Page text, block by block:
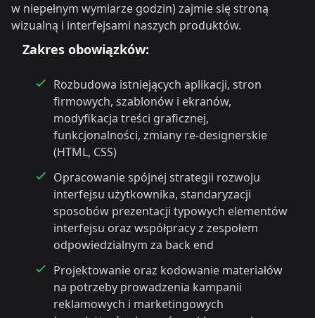
w niepełnym wymiarze godzin) zajmie się stroną
wizualną i interfejsami naszych produktów.
Zakres obowiązków:
Rozbudowa istniejących aplikacji, stron
firmowych, szablonów i ekranów,
modyfikacja treści graficznej,
funkcjonalności, zmiany re-designerskie
(HTML, CSS)
Opracowanie spójnej strategii rozwoju
interfejsu użytkownika, standaryzacji
sposobów prezentacji typowych elementów
interfejsu oraz współpracy z zespołem
odpowiedzialnym za back end
Projektowanie oraz kodowanie materiałów
na potrzeby prowadzenia kampanii
reklamowych i marketingowych